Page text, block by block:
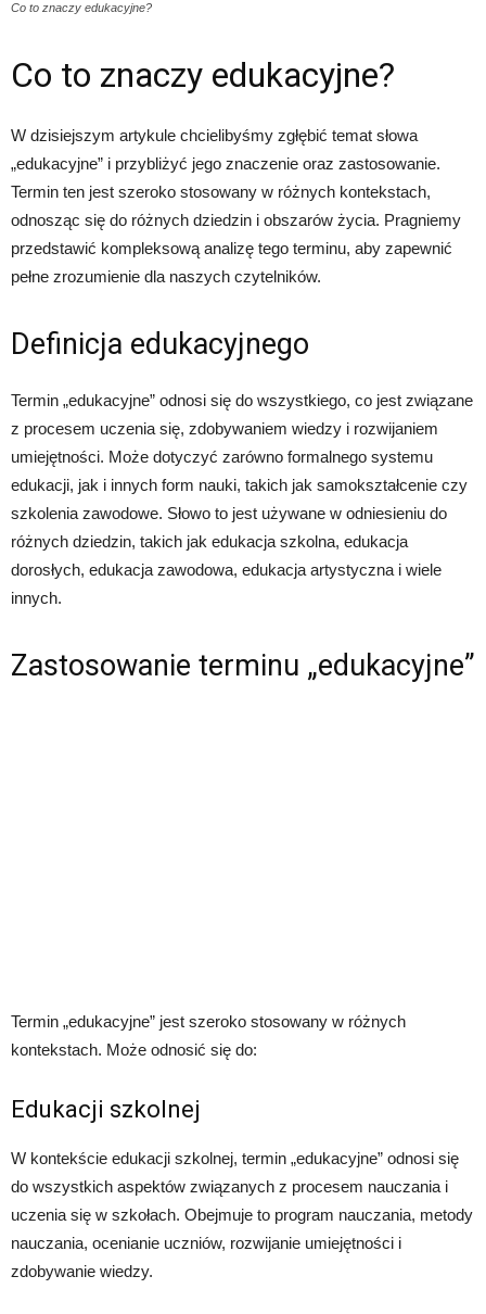
Co to znaczy edukacyjne?
Co to znaczy edukacyjne?
W dzisiejszym artykule chcielibyśmy zgłębić temat słowa
„edukacyjne” i przybliżyć jego znaczenie oraz zastosowanie.
Termin ten jest szeroko stosowany w różnych kontekstach,
odnosząc się do różnych dziedzin i obszarów życia. Pragniemy
przedstawić kompleksową analizę tego terminu, aby zapewnić
pełne zrozumienie dla naszych czytelników.
Definicja edukacyjnego
Termin „edukacyjne” odnosi się do wszystkiego, co jest związane
z procesem uczenia się, zdobywaniem wiedzy i rozwijaniem
umiejętności. Może dotyczyć zarówno formalnego systemu
edukacji, jak i innych form nauki, takich jak samokształcenie czy
szkolenia zawodowe. Słowo to jest używane w odniesieniu do
różnych dziedzin, takich jak edukacja szkolna, edukacja
dorosłych, edukacja zawodowa, edukacja artystyczna i wiele
innych.
Zastosowanie terminu „edukacyjne”
Termin „edukacyjne” jest szeroko stosowany w różnych
kontekstach. Może odnosić się do:
Edukacji szkolnej
W kontekście edukacji szkolnej, termin „edukacyjne” odnosi się
do wszystkich aspektów związanych z procesem nauczania i
uczenia się w szkołach. Obejmuje to program nauczania, metody
nauczania, ocenianie uczniów, rozwijanie umiejętności i
zdobywanie wiedzy.